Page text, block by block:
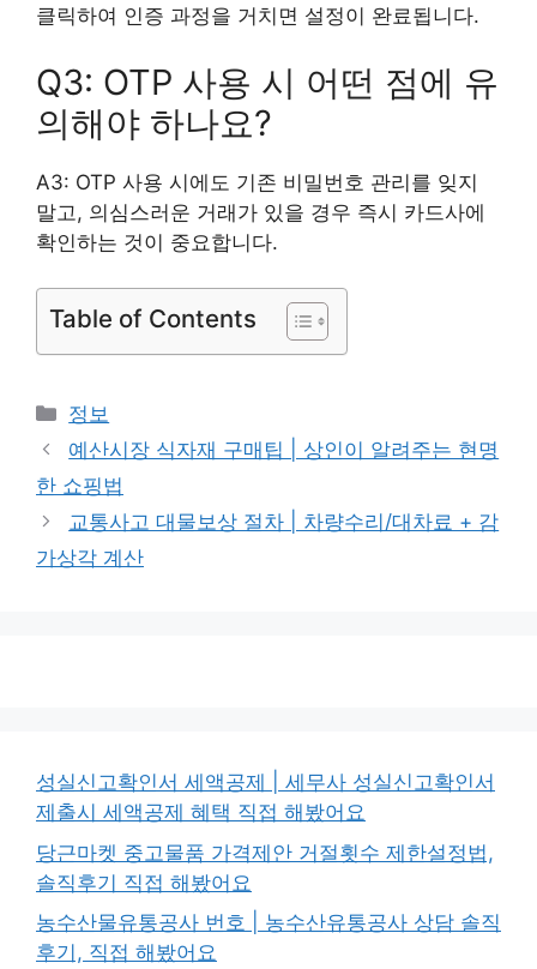
클릭하여 인증 과정을 거치면 설정이 완료됩니다.
Q3: OTP 사용 시 어떤 점에 유
의해야 하나요?
A3: OTP 사용 시에도 기존 비밀번호 관리를 잊지
말고, 의심스러운 거래가 있을 경우 즉시 카드사에
확인하는 것이 중요합니다.
Table of Contents
카
테
리
정보
예산시장 식자재 구매팁 | 상인이 알려주는 현명
한 쇼핑법
교통사고 대물보상 절차 | 차량수리/대차료 + 감
가상각 계산
성실신고확인서 세액공제 | 세무사 성실신고확인서
제출시 세액공제 혜택 직접 해봤어요
당근마켓 중고물품 가격제안 거절횟수 제한설정법,
솔직후기 직접 해봤어요
농수산물유통공사 번호 | 농수산유통공사 상담 솔직
후기, 직접 해봤어요